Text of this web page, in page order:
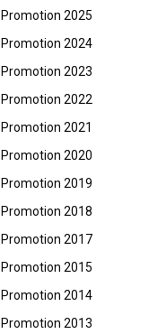
Promotion 2025
Promotion 2024
Promotion 2023
Promotion 2022
Promotion 2021
Promotion 2020
Promotion 2019
Promotion 2018
Promotion 2017
Promotion 2015
Promotion 2014
Promotion 2013